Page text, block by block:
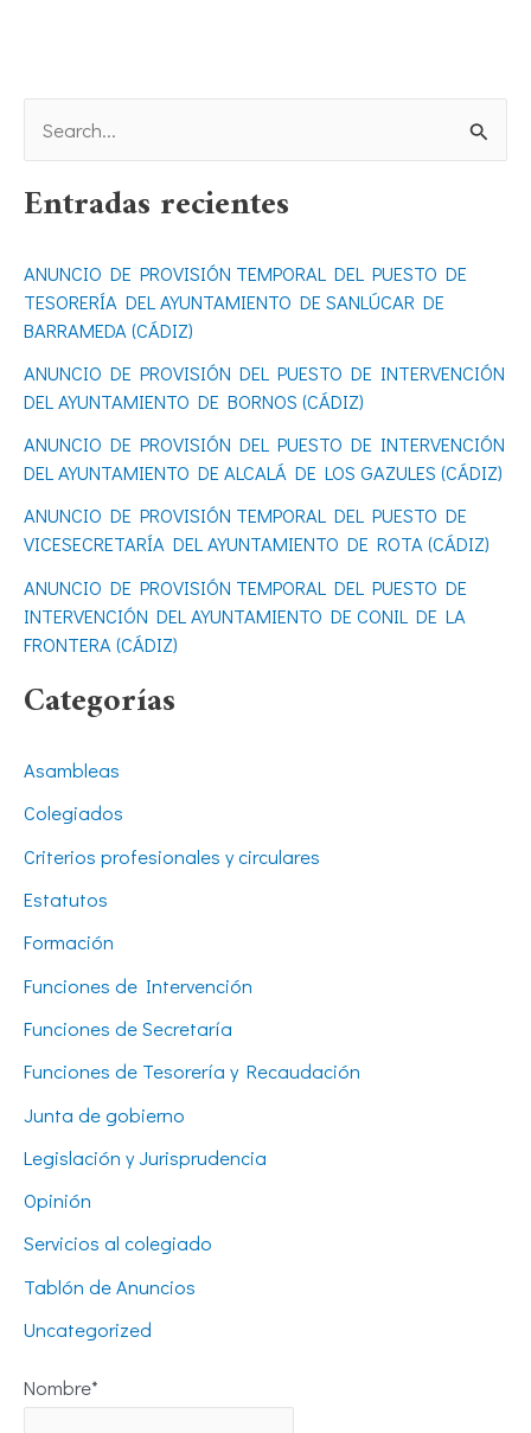
s
a
r
p
o
r
:
Entradas recientes
ANUNCIO DE PROVISIÓN TEMPORAL DEL PUESTO DE
TESORERÍA DEL AYUNTAMIENTO DE SANLÚCAR DE
BARRAMEDA (CÁDIZ)
ANUNCIO DE PROVISIÓN DEL PUESTO DE INTERVENCIÓN
DEL AYUNTAMIENTO DE BORNOS (CÁDIZ)
ANUNCIO DE PROVISIÓN DEL PUESTO DE INTERVENCIÓN
DEL AYUNTAMIENTO DE ALCALÁ DE LOS GAZULES (CÁDIZ)
ANUNCIO DE PROVISIÓN TEMPORAL DEL PUESTO DE
VICESECRETARÍA DEL AYUNTAMIENTO DE ROTA (CÁDIZ)
ANUNCIO DE PROVISIÓN TEMPORAL DEL PUESTO DE
INTERVENCIÓN DEL AYUNTAMIENTO DE CONIL DE LA
FRONTERA (CÁDIZ)
Categorías
Asambleas
Colegiados
Criterios profesionales y circulares
Estatutos
Formación
Funciones de Intervención
Funciones de Secretaría
Funciones de Tesorería y Recaudación
Junta de gobierno
Legislación y Jurisprudencia
Opinión
Servicios al colegiado
Tablón de Anuncios
Uncategorized
Nombre*